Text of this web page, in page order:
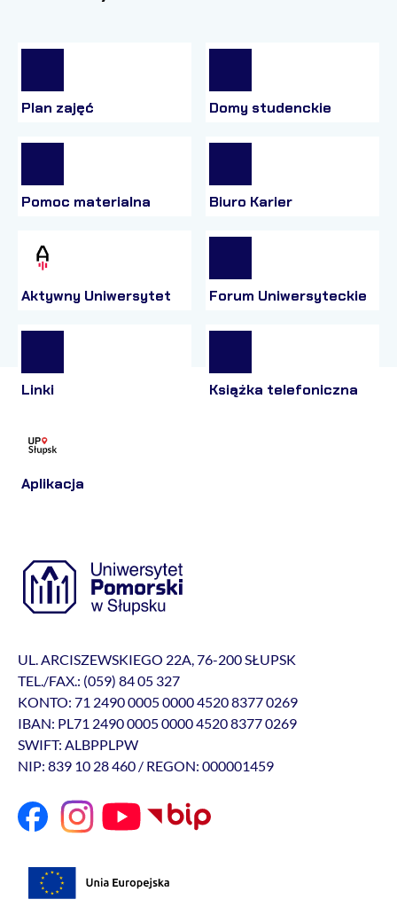
Plan zajęć Domy studenckie
Pomoc materialna Biuro Karier
Aktywny Uniwersytet Forum Uniwersyteckie
Linki Książka telefoniczna
Aplikacja
UL. ARCISZEWSKIEGO 22A, 76-200 SŁUPSK
TEL./FAX.: (059) 84 05 327
KONTO: 71 2490 0005 0000 4520 8377 0269
IBAN: PL71 2490 0005 0000 4520 8377 0269
SWIFT: ALBPPLPW
NIP: 839 10 28 460 / REGON: 000001459